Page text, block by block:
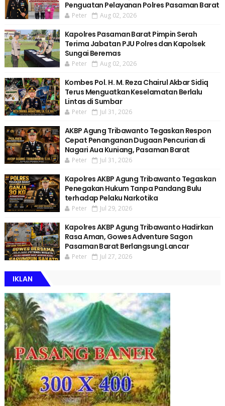
Penguatan Pelayanan Polres Pasaman Barat
Peter Aug 02, 2026
Kapolres Pasaman Barat Pimpin Serah
Terima Jabatan PJU Polres dan Kapolsek
Sungai Beremas
Peter Aug 02, 2026
Kombes Pol. H. M. Reza Chairul Akbar Sidiq
Terus Menguatkan Keselamatan Berlalu
Lintas di Sumbar
Peter Jul 31, 2026
AKBP Agung Tribawanto Tegaskan Respon
Cepat Penanganan Dugaan Pencurian di
Nagari Aua Kuniang, Pasaman Barat
Peter Jul 31, 2026
Kapolres AKBP Agung Tribawanto Tegaskan
Penegakan Hukum Tanpa Pandang Bulu
terhadap Pelaku Narkotika
Peter Jul 29, 2026
Kapolres AKBP Agung Tribawanto Hadirkan
Rasa Aman, Gowes Adventure Sagon
Pasaman Barat Berlangsung Lancar
Peter Jul 27, 2026
IKLAN